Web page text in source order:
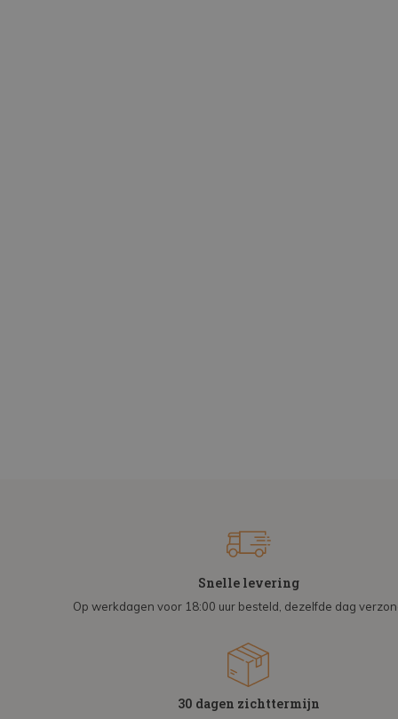
Snelle levering
Op werkdagen voor 18:00 uur besteld, dezelfde dag
30 dagen zichttermijn